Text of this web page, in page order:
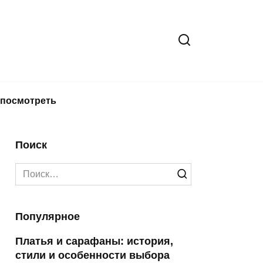
Поиск
Search
for:
Популярное
Платья и сарафаны: история,
стили и особенности выбора